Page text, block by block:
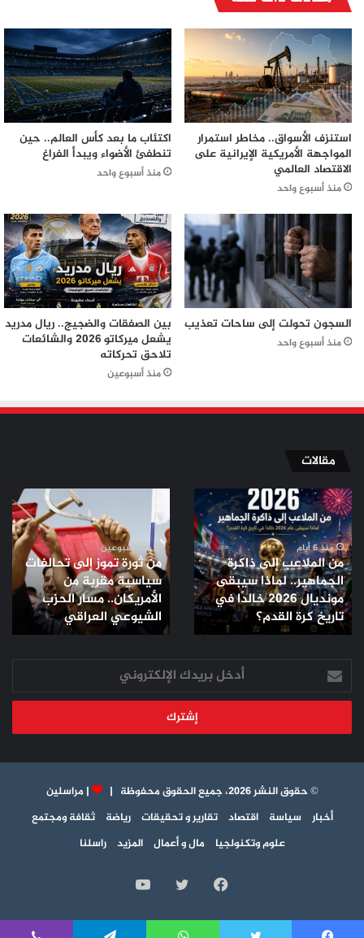
استنزف الأسواق.. مخاطر استمرار
المواجهة الأمريكية الإيرانية على
الاقتصاد العالمي
منذ أسبوع واحد
اكتئاب ما بعد كأس العالم.. حين
تنطفئ الأضواء ويبدأ الفراغ
منذ أسبوع واحد
السجون تحولت إلى ساحات تعذيب
منذ أسبوع واحد
بين الصفقات والضجيج.. ريال مدريد
يشعل ميركاتو 2026 والشائعات
تلاحق تحركاته
منذ أسبوعين
مقالات
من
الملاعب
إلى
ذاكرة
الجماهير..
لماذا
سيبقى
مونديال
2026
في
تاريخ
كرة
منذ 6 أيام
من الملاعب إلى ذاكرة
الجماهير.. لماذا سيبقى
مونديال 2026 خالدًا في
تاريخ كرة القدم؟
ثورة
تموز
إلى
تحالفات
سياسية
مقربة
من
الأمريكان..
الحزب
الشيوعي
العراقي
منذ أسبوعين
من ثورة تموز إلى تحالفات
سياسية مقربة من
الأمريكان.. مسار الحزب
الشيوعي العراقي
أدخل
بريدك
الإلكتروني
© حقوق النشر 2026، جميع الحقوق محفوظة | |مراسلين
أخبار
سياسة اقتصاد تقارير و تحقيقات رياضة
ثقافة ومجتمع
علوم وتكنولجيا
مال و أعمال المزيد راسلنا
فيسبوك تويتر يوتيوب